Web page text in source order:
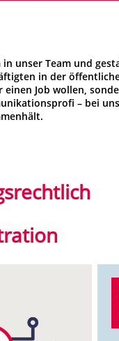
in unser Team und
in der
einen Job wollen,
– bei